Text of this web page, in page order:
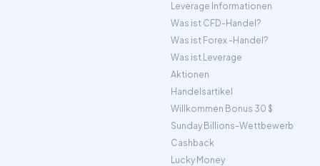
Leverage Informationen
Was ist CFD-Handel?
Was ist Forex -Handel?
Was ist Leverage
Aktionen
Handelsartikel
Willkommen Bonus 30 $
Sunday Billions-Wettbewerb
Cashback
Lucky Money